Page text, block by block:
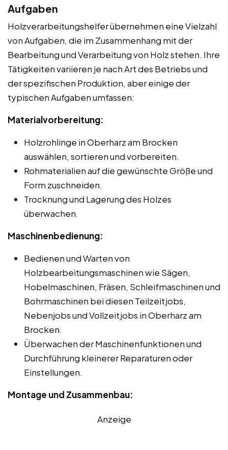
Aufgaben
Holzverarbeitungshelfer übernehmen eine Vielzahl
von Aufgaben, die im Zusammenhang mit der
Bearbeitung und Verarbeitung von Holz stehen. Ihre
Tätigkeiten variieren je nach Art des Betriebs und
der spezifischen Produktion, aber einige der
typischen Aufgaben umfassen:
Materialvorbereitung:
Holzrohlinge in Oberharz am Brocken
auswählen, sortieren und vorbereiten.
Rohmaterialien auf die gewünschte Größe und
Form zuschneiden.
Trocknung und Lagerung des Holzes
überwachen.
Maschinenbedienung:
Bedienen und Warten von
Holzbearbeitungsmaschinen wie Sägen,
Hobelmaschinen, Fräsen, Schleifmaschinen und
Bohrmaschinen bei diesen Teilzeitjobs,
Nebenjobs und Vollzeitjobs in Oberharz am
Brocken.
Überwachen der Maschinenfunktionen und
Durchführung kleinerer Reparaturen oder
Einstellungen.
Montage und Zusammenbau:
Anzeige